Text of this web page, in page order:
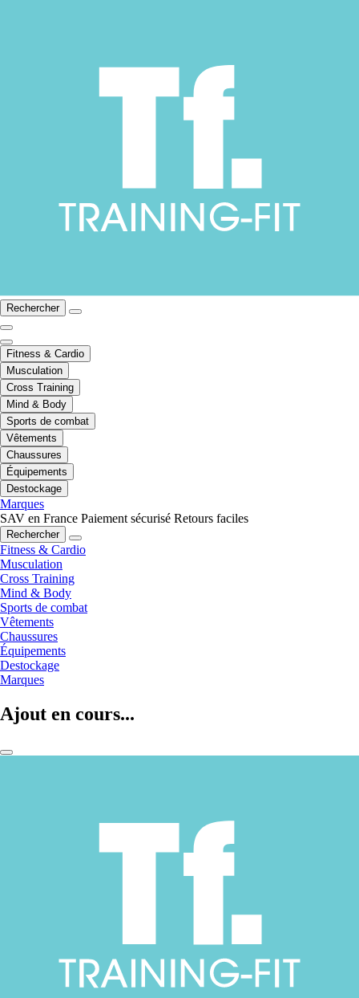
Rechercher
Fitness & Cardio
Musculation
Cross Training
Mind & Body
Sports de combat
Vêtements
Chaussures
Équipements
Destockage
Marques
SAV en France Paiement sécurisé Retours faciles
Rechercher
Fitness & Cardio
Musculation
Cross Training
Mind & Body
Sports de combat
Vêtements
Chaussures
Équipements
Destockage
Marques
Ajout en cours...